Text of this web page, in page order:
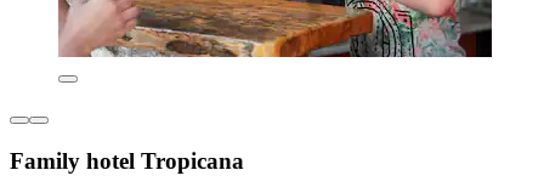
Family hotel Tropicana